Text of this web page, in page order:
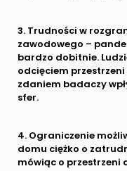
3. Trudności w
zawodowego –
bardzo dobitnie.
odcięciem
zdaniem badaczy
sfer.
4. Ograniczenie
domu ciężko o
mówiąc o przestrzeni